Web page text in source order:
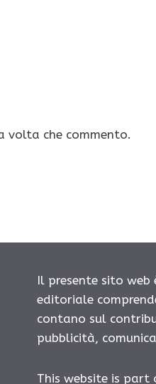
volta che commento.
Il presente sito
editoriale
contano sul
pubblicità,
This website is part